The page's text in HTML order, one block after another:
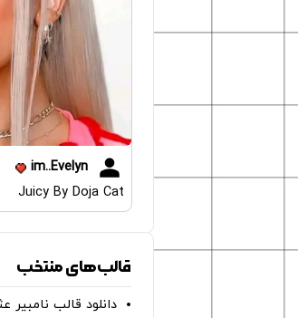
im..Evelyn
Juicy By Doja Cat
قالب‌های منتخب
دانلود قالب